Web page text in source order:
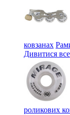
ковзанах
Дивитися все
роликових